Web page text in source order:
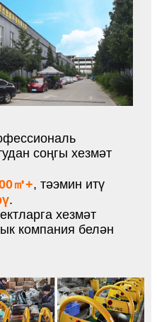
соңгы хезмәт
㎡+, тәэмин итү
.
хезмәт
компания белән